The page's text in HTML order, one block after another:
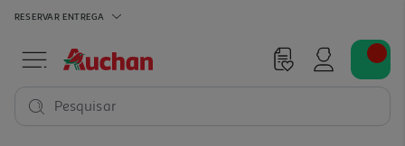
RESERVAR ENTREGA
Pesquisar